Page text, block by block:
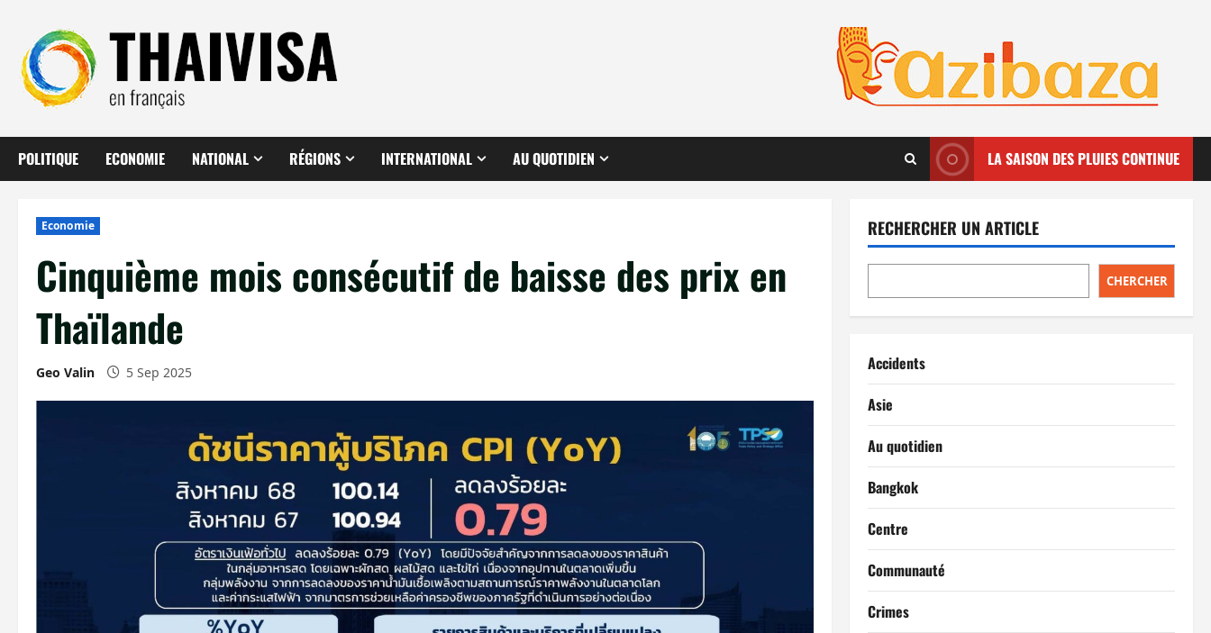
contenu
POLITIQUE ECONOMIE NATIONAL RÉGIONS INTERNATIONAL AU QUOTIDIEN LA SAISON DES PLUIES CONTINUE
Economie
Cinquième mois consécutif de baisse des prix en
Thaïlande
Geo Valin 5 Sep 2025
RECHERCHER UN ARTICLE
CHERCHER
Accidents
Asie
Au quotidien
Bangkok
Centre
Communauté
Crimes